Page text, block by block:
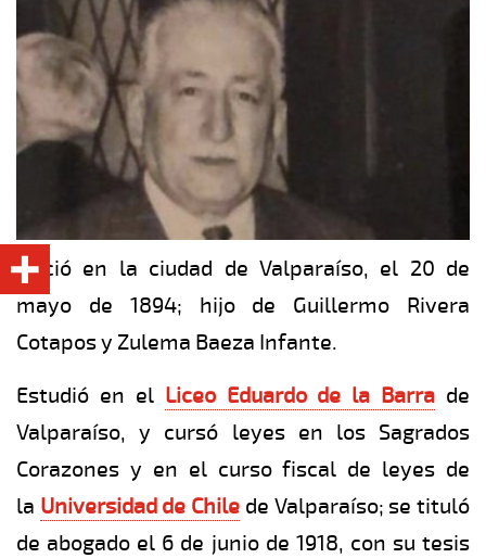
Nació en la ciudad de Valparaíso, el 20 de
mayo de 1894; hijo de Guillermo Rivera
Cotapos y Zulema Baeza Infante.
Estudió en el Liceo Eduardo de la Barra de
Valparaíso, y cursó leyes en los Sagrados
Corazones y en el curso fiscal de leyes de
la Universidad de Chile de Valparaíso; se tituló
de abogado el 6 de junio de 1918, con su tesis